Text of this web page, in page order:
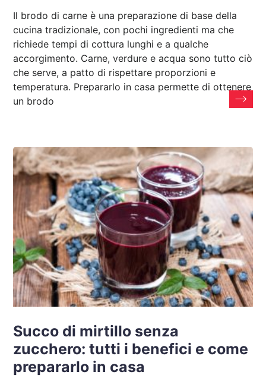
Il brodo di carne è una preparazione di base della
cucina tradizionale, con pochi ingredienti ma che
richiede tempi di cottura lunghi e a qualche
accorgimento. Carne, verdure e acqua sono tutto ciò
che serve, a patto di rispettare proporzioni e
temperatura. Prepararlo in casa permette di ottenere
un brodo
Succo di mirtillo senza
zucchero: tutti i benefici e come
prepararlo in casa